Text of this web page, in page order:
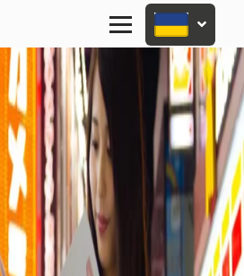
Primary
Menu